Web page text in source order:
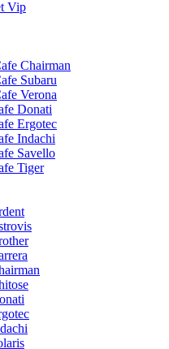
Vip
Chairman
Subaru
Verona
Donati
Ergotec
Indachi
Savello
Tiger